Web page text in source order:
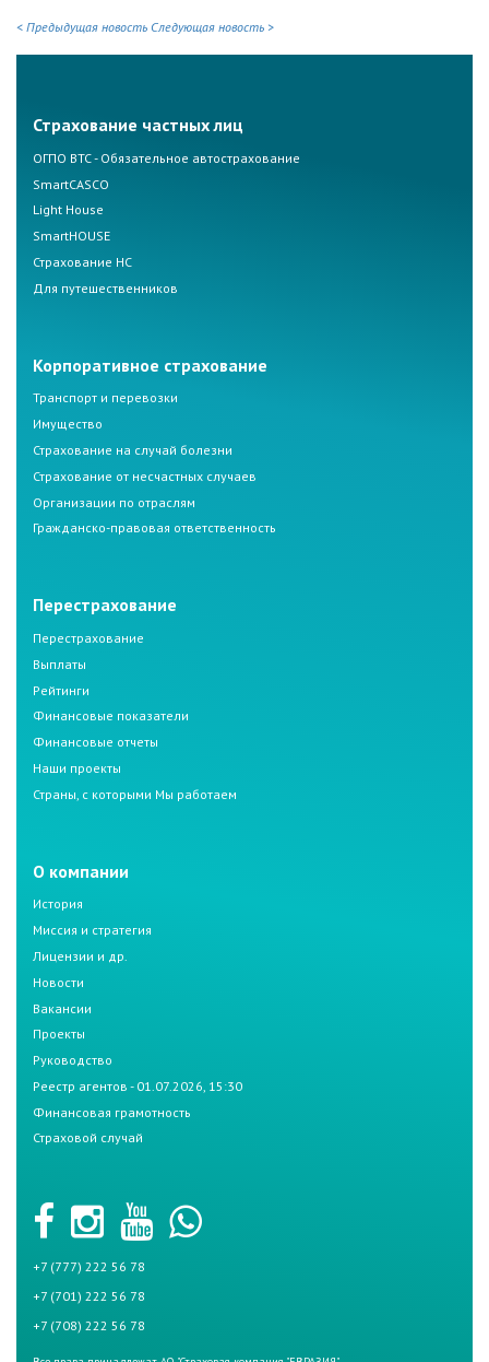
< Предыдущая новость Следующая новость >
Страхование частных лиц
ОГПО ВТС - Обязательное автострахование
SmartCASCO
Light House
SmartHOUSE
Страхование НС
Для путешественников
Корпоративное страхование
Транспорт и перевозки
Имущество
Страхование на случай болезни
Страхование от несчастных случаев
Организации по отраслям
Гражданско-правовая ответственность
Перестрахование
Перестрахование
Выплаты
Рейтинги
Финансовые показатели
Финансовые отчеты
Наши проекты
Страны, с которыми Мы работаем
О компании
История
Миссия и стратегия
Лицензии и др.
Новости
Вакансии
Проекты
Руководство
Реестр агентов - 01.07.2026, 15:30
Финансовая грамотность
Страховой случай
+7 (777) 222 56 78
+7 (701) 222 56 78
+7 (708) 222 56 78